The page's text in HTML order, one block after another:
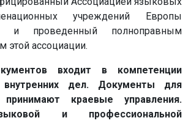
учреждений Европы
и проведенный полноправным
этой ассоциации.
входит в компетенции
внутренних дел. Документы для
принимают краевые управления.
и профессиональной